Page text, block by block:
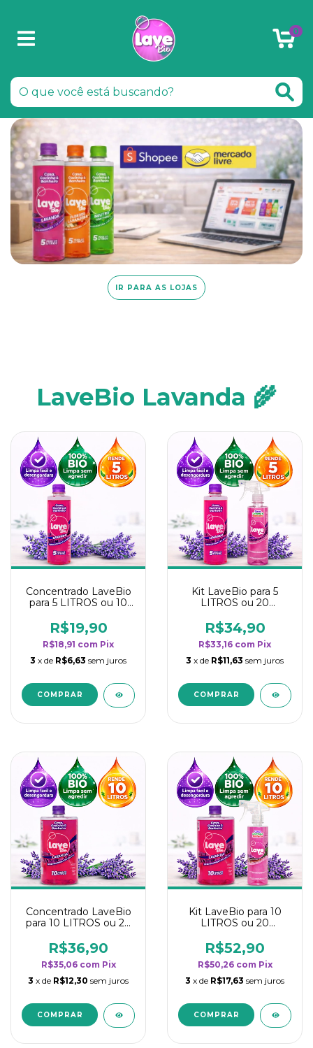
0
IR PARA AS LOJAS
LaveBio Lavanda 🌾
Concentrado LaveBio
para 5 LITROS ou 10
rendimento da
categoria - Lavanda
R$19,90
R$18,91 com Pix
3 x de R$6,63 sem juros
Kit LaveBio para 5
LITROS ou 20
rendimento da
categoria - Lavanda
R$34,90
R$33,16 com Pix
3 x de R$11,63 sem juros
Concentrado LaveBio
para 10 LITROS ou 20
rendimento da
categoria - Lavanda
R$36,90
R$35,06 com Pix
3 x de R$12,30 sem juros
Kit LaveBio para 10
LITROS ou 20
rendimento da
categoria - Lavanda
R$52,90
R$50,26 com Pix
3 x de R$17,63 sem juros